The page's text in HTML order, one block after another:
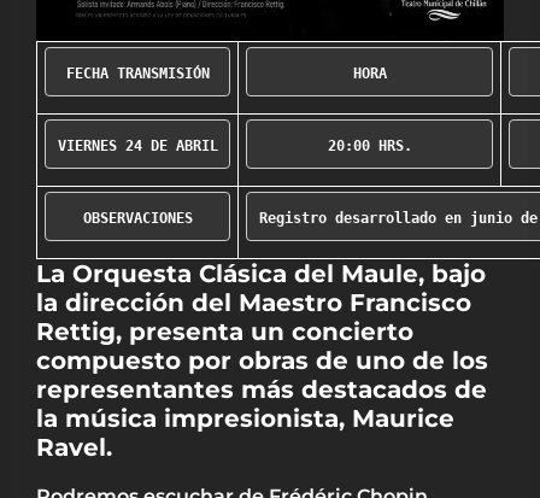
FECHA TRANSMISIÓN HORA
VIERNES 24 DE ABRIL 20:00 HRS.
OBSERVACIONES
La Orquesta Clásica del Maule, bajo
la dirección del Maestro Francisco
Rettig, presenta un concierto
compuesto por obras de uno de los
representantes más destacados de
la música impresionista, Maurice
Ravel.